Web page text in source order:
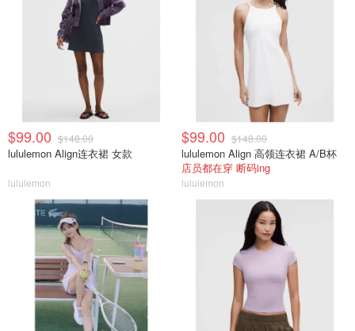
$99.00 $148.00
lululemon Align连衣裙 女款
lululemon
$99.00 $148.00
lululemon Align 高领连衣裙 A/B杯
店员都在穿 断码ing
lululemon